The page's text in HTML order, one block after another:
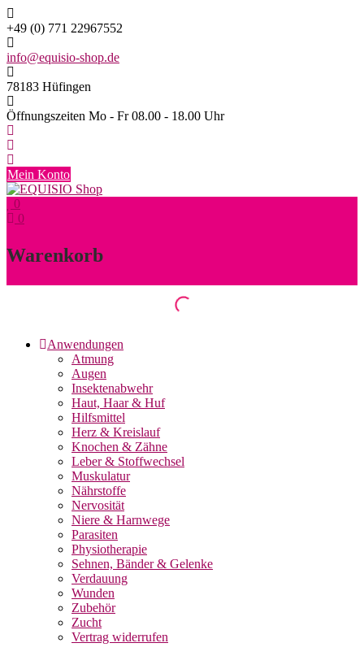
Skip
to
content
+49 (0) 771 22967552
info@equisio-shop.de
78183 Hüfingen
Öffnungszeiten Mo - Fr 08.00 - 18.00 Uhr
Mein Konto
0
0
Warenkorb
Anwendungen
Atmung
Augen
Insektenabwehr
Haut, Haar & Huf
Hilfsmittel
Herz & Kreislauf
Knochen & Zähne
Leber & Stoffwechsel
Muskulatur
Nährstoffe
Nervosität
Niere & Harnwege
Parasiten
Physiotherapie
Sehnen, Bänder & Gelenke
Verdauung
Wunden
Zubehör
Zucht
Vertrag widerrufen